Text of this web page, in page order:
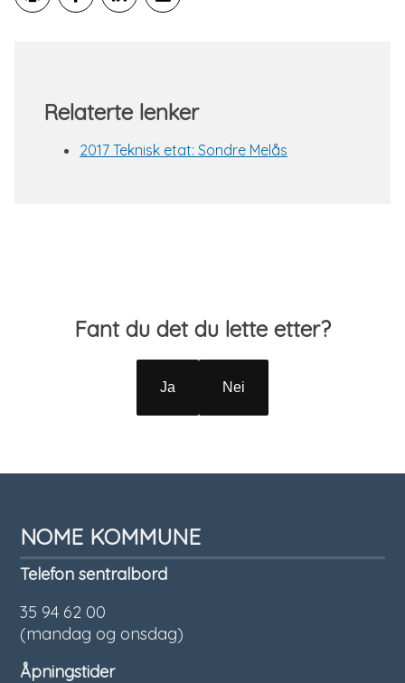
Relaterte lenker
2017 Teknisk etat: Sondre Melås
Tilbakemelding
Fant du det du lette etter?
Ja Nei
NOME KOMMUNE
Telefon sentralbord
35 94 62 00
(mandag og onsdag)
Åpningstider